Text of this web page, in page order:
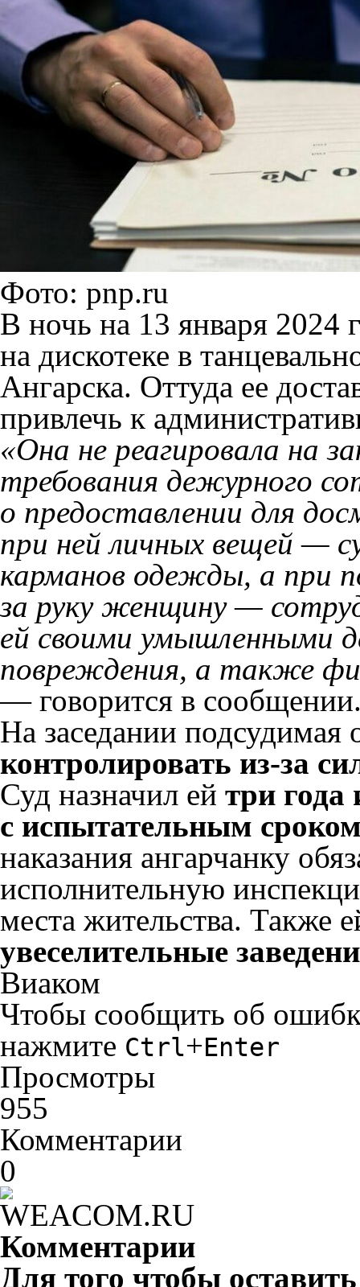
Фото: pnp.ru
В ночь на 13 января 2024
на дискотеке в
Ангарска. Оттуда ее
привлечь к
«Она не реагировала на
требования дежурного
о предоставлении для
при ней личных вещей —
карманов одежды, а при
за руку женщину —
ей своими умышленными
повреждения, а также
— говорится в
На заседании подсудимая
контролировать из-за
Суд назначил ей три года
с испытательным
наказания ангарчанку
исполнительную
места жительства. Также
увеселительные
Виаком
Чтобы сообщить об
нажмите Ctrl+Enter
Просмотры
955
Комментарии
0
Комментарии
Для того чтобы